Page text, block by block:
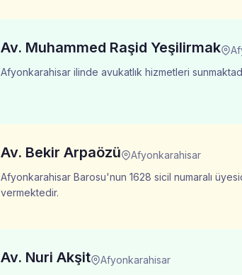
Av. Muhammed Raşid Yeşilirmak
Afyonkarahisar ilinde avukatlık hizmetleri
Av. Bekir Arpaözü
Afyonkarahisar
Afyonkarahisar Barosu'nun 1628 sicil numaralı
vermektedir.
Av. Nuri Akşit
Afyonkarahisar